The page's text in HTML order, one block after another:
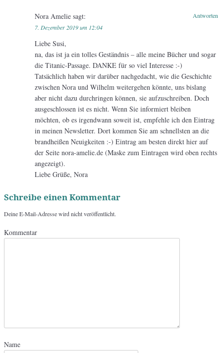
Nora Amelie sagt:
7. Dezember 2019 um 12:04
Liebe Susi,
na, das ist ja ein tolles Geständnis – alle meine Bücher und sogar
die Titanic-Passage. DANKE für so viel Interesse :-)
Tatsächlich haben wir darüber nachgedacht, wie die Geschichte
zwischen Nora und Wilhelm weitergehen könnte, uns bislang
aber nicht dazu durchringen können, sie aufzuschreiben. Doch
ausgeschlossen ist es nicht. Wenn Sie informiert bleiben
möchten, ob es irgendwann soweit ist, empfehle ich den Eintrag
in meinen Newsletter. Dort kommen Sie am schnellsten an die
brandheißen Neuigkeiten :-) Eintrag am besten direkt hier auf
der Seite nora-amelie.de (Maske zum Eintragen wird oben rechts
angezeigt).
Liebe Grüße, Nora
Antworten
Schreibe einen Kommentar
Deine E-Mail-Adresse wird nicht veröffentlicht.
Kommentar
Name